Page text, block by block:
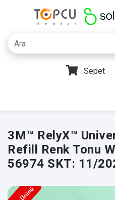
Sepet
3M™ RelyX™
Refill Renk Tonu
56974 SKT: 11/